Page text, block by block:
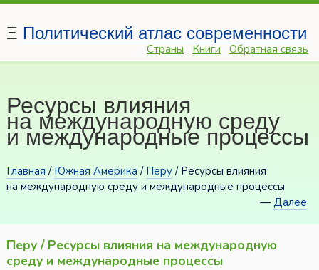
Ξ Политический атлас современности
Страны Книги Обратная связь
Ресурсы влияния
на международную среду
и международные процессы
Главная / Южная Америка / Перу/ Ресурсы влияния
на международную среду и международные процессы
—Далее
Перу / Ресурсы влияния на международную
среду и международные процессы